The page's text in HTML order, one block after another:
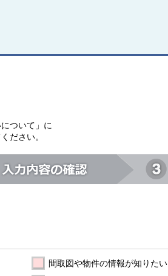
ついて」に
ださい。
間取図や物件の情報が知りたい